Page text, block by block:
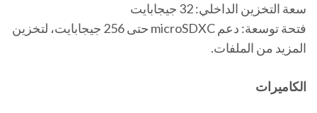
سعة التخزين الداخلي: 32 جيجابايت
فتحة توسعة: دعم microSDXC حتى 256 جيجابايت، لتخزين
المزيد من الملفات.
الكاميرات